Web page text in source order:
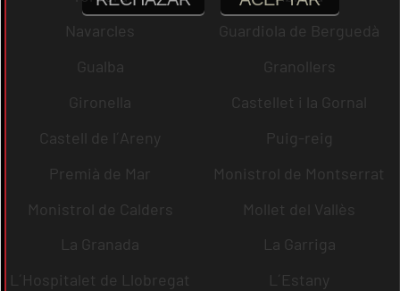
Navarcles
Guardiola de Berguedà
Gualba
Granollers
Gironella
Castellet i la Gornal
Castell de l´Areny
Puig-reig
Premià de Mar
Monistrol de Montserrat
Monistrol de Calders
Mollet del Vallès
La Granada
La Garriga
L´Hospitalet de Llobregat
L´Estany